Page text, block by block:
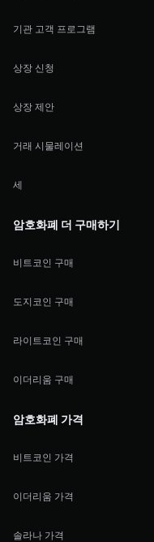
기관 고객 프로그램
상장 신청
상장 제안
거래 시물레이션
세
암호화폐 더 구매하기
비트코인 구매
도지코인 구매
라이트코인 구매
이더리움 구매
암호화폐 가격
비트코인 가격
이더리움 가격
솔라나 가격